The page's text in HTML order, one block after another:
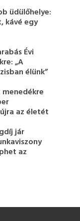
üdülőhelye:
kávé egy
Évi
„A
élünk”
az életét
jár
az